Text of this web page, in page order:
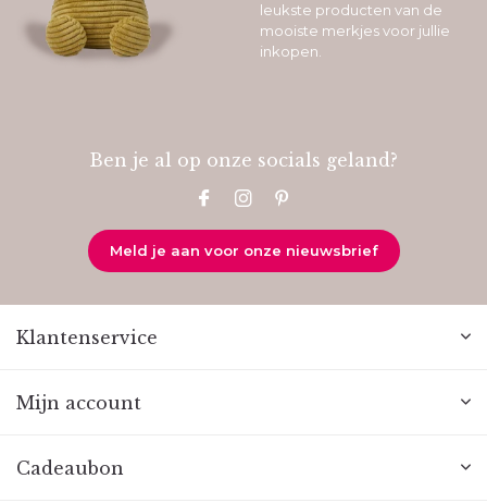
leukste producten van de
mooiste merkjes voor jullie
inkopen.
Ben je al op onze socials geland?
Meld je aan voor onze nieuwsbrief
Klantenservice
Mijn account
Cadeaubon